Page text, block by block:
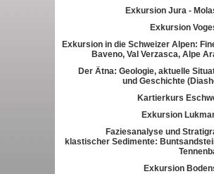
Exkursion Jura -
Exkursion
Exkursion in die Schweizer Alpen:
Baveno, Val Verzasca, Alpe
Der Ätna: Geologie, aktuelle
und Geschichte
Kartierkurs
Exkursion
Faziesanalyse und
klastischer Sedimente:
Exkursion